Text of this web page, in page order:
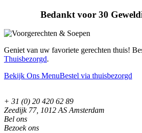
Bedankt voor 30
Geniet van uw favoriete gerechten thuis!
Thuisbezorgd.
Bekijk Ons MenuBestel via thuisbezorgd
+ 31 (0) 20 420 62 89
Zeedijk 77, 1012 AS Amsterdam
Bel ons
Bezoek ons